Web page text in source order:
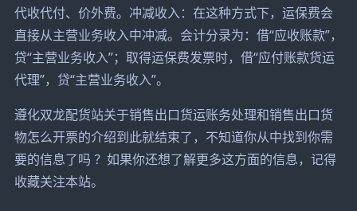
代收代付、价外费。冲减收入：在这种方式下，运保费会
直接从主营业务收入中冲减。会计分录为：借“应收账款”，
贷“主营业务收入”；取得运保费发票时，借“应付账款货运
代理”，贷“主营业务收入”。
遵化双龙配货站关于销售出口货运账务处理和销售出口货
物怎么开票的介绍到此就结束了，不知道你从中找到你需
要的信息了吗 ？如果你还想了解更多这方面的信息，记得
收藏关注本站。